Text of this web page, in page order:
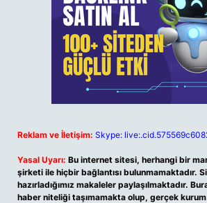
Reklam ve İletişim: Skype:
Yasal Uyarı: Bu internet sitesi, herhangi bir
şirketi ile hiçbir bağlantısı bulunmamaktadır.
hazırladığımız makaleler paylaşılmaktadır.
haber niteliği taşımamakta olup, gerçek